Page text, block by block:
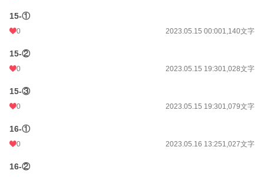
15-①
0 2023.05.15 00:001,140文字
15-②
0 2023.05.15 19:301,028文字
15-③
0 2023.05.15 19:301,079文字
16-①
0 2023.05.16 13:251,027文字
16-②